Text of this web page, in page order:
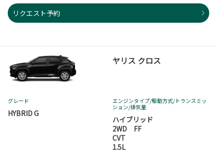
リクエスト予約
ヤリス クロス
グレード
HYBRID G
エンジンタイプ/駆動方式/トランスミッ
ション/排気量
ハイブリッド
2WD FF
CVT
1.5L